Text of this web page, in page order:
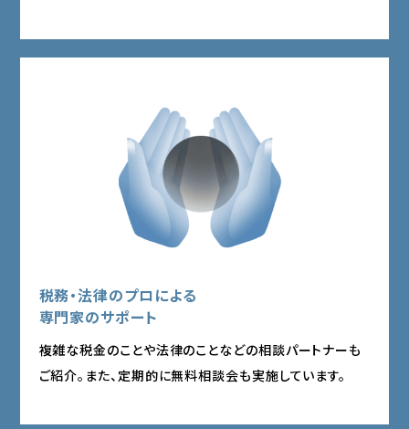
税務・法律のプロによる
専門家のサポート
複雑な税金のことや法律のことなどの相談パートナーも
ご紹介。また、定期的に無料相談会も実施しています。